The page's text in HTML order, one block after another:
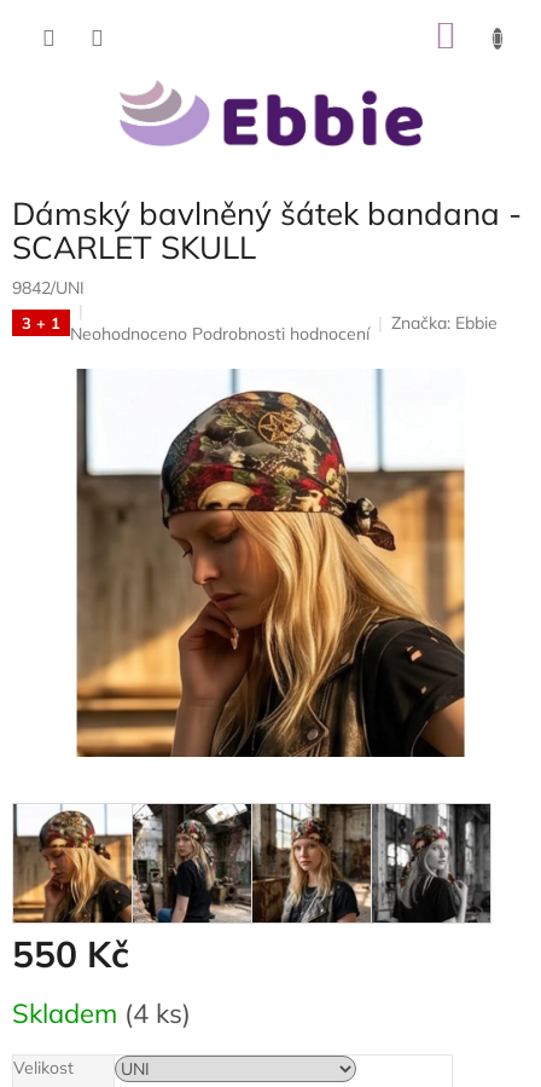
Dámský bavlněný šátek bandana -
SCARLET SKULL
9842/UNI
3 + 1 Průměrné
Neohodnoceno Podrobnosti hodnocení
Značka: Ebbie
550 Kč
cena:
Skladem (4 ks)
Velikost